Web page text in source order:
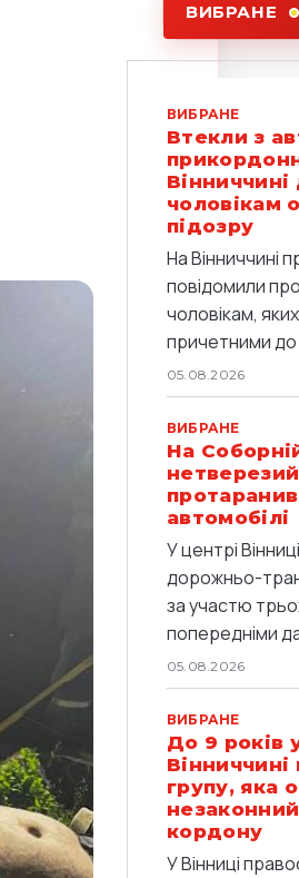
ВИБРАНЕ
ВИБРАНЕ
Втекли з
чоловікам
підозру
На Вінниччині
повідомили
чоловікам,
причетними до
05.08.2026
ВИБРАНЕ
На
автомобілі
У центрі
дорожньо-
за участю
попередніми
05.08.2026
ВИБРАНЕ
До 9 років
групу, яка
кордону
У Вінниці